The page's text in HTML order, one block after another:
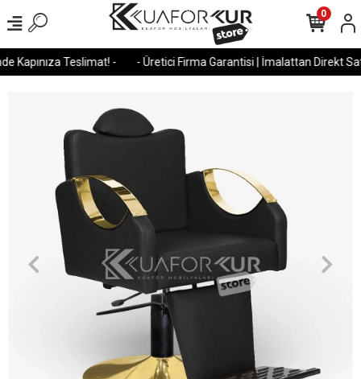
Kapınıza Teslimat! - - Üretici Firma Garantisi | İmalattan Direkt
0